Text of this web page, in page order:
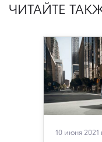
ЧИТАЙТЕ
10 июня 2021